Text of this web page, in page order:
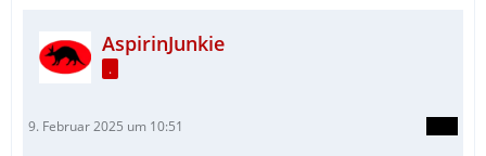
AspirinJunkie
.
9. Februar 2025 um 10:51